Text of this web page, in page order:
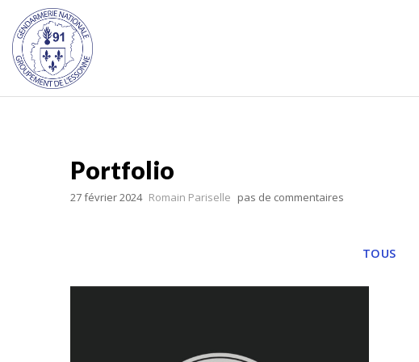
Portfolio
27 février 2024 Romain Pariselle pas de commentaires
TOUS